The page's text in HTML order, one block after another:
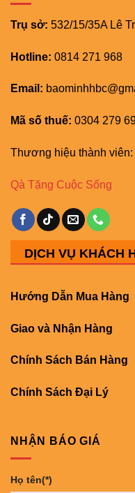
Trụ sở: 532/15/35A Lê
Hotline: 0814 271 968
Email:
Mã số thuế: 0304 279
Thương hiệu thành viên:
Qà Tặng Cuộc Sống
DỊCH VỤ KHÁCH
Hướng Dẫn Mua Hàng
Giao và Nhận Hàng
Chính Sách Bán Hàng
Chính Sách Đại Lý
NHẬN BÁO GIÁ
Họ tên(*)